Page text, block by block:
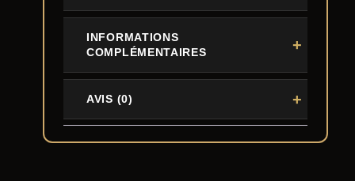
INFORMATIONS
COMPLÉMENTAIRES
AVIS (0)